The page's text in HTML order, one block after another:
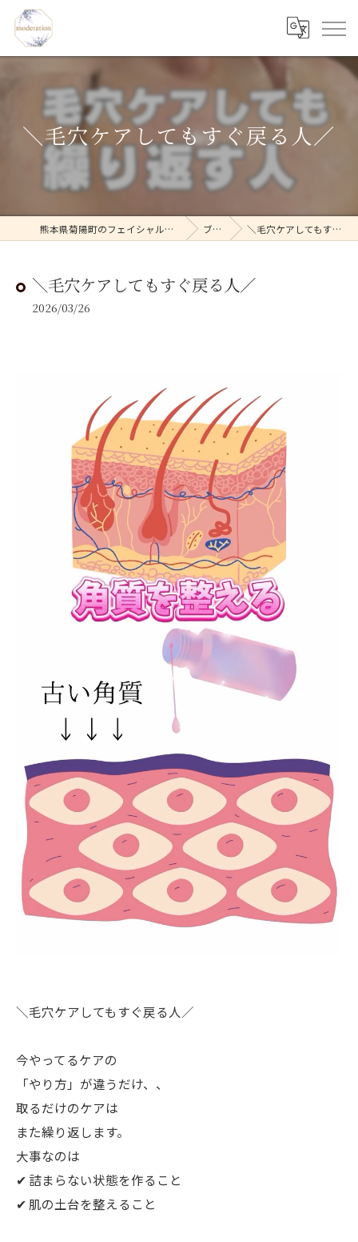
＼毛穴ケアしてもすぐ戻る人／
熊本県菊陽町のフェイシャルならmoderation ブログ ＼毛穴ケアしてもすぐ戻る人／
＼毛穴ケアしてもすぐ戻る人／
2026/03/26
＼毛穴ケアしてもすぐ戻る人／
今やってるケアの
「やり方」が違うだけ、、
取るだけのケアは
また繰り返します。
大事なのは
✔ 詰まらない状態を作ること
✔ 肌の土台を整えること